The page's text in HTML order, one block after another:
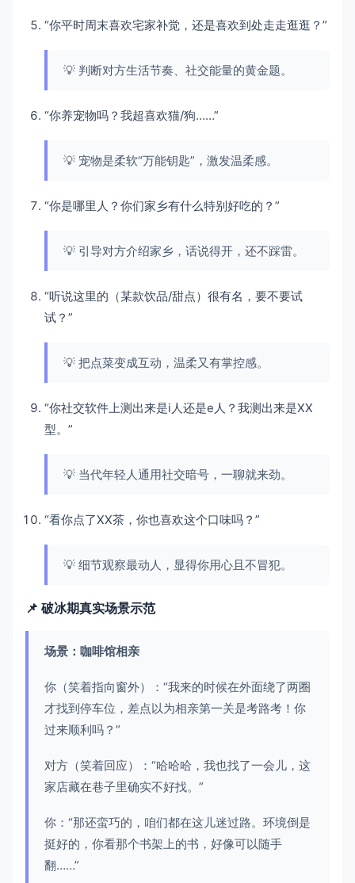
“你平时周末喜欢宅家补觉，还是喜欢到处走走逛逛？”
💡 判断对方生活节奏、社交能量的黄金题。
“你养宠物吗？我超喜欢猫/狗……”
💡 宠物是柔软“万能钥匙”，激发温柔感。
“你是哪里人？你们家乡有什么特别好吃的？”
💡 引导对方介绍家乡，话说得开，还不踩雷。
“听说这里的（某款饮品/甜点）很有名，要不要试
试？”
💡 把点菜变成互动，温柔又有掌控感。
“你社交软件上测出来是i人还是e人？我测出来是XX
型。”
💡 当代年轻人通用社交暗号，一聊就来劲。
“看你点了XX茶，你也喜欢这个口味吗？”
💡 细节观察最动人，显得你用心且不冒犯。
📌 破冰期真实场景示范
场景：咖啡馆相亲
你（笑着指向窗外）：“我来的时候在外面绕了两圈
才找到停车位，差点以为相亲第一关是考路考！你
过来顺利吗？”
对方（笑着回应）：“哈哈哈，我也找了一会儿，这
家店藏在巷子里确实不好找。”
你：“那还蛮巧的，咱们都在这儿迷过路。环境倒是
挺好的，你看那个书架上的书，好像可以随手
翻……”